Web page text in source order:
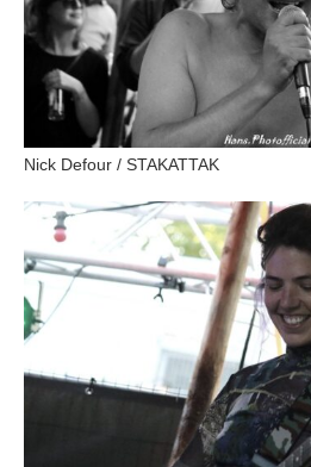
Nick Defour / STAKATTAK